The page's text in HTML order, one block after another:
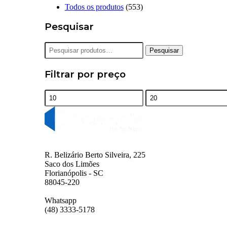
Todos os produtos (553)
Pesquisar
Pesquisar
por:
Pesquisar
Filtrar por preço
Preço
mínimo
Preço
máximo
R. Belizário Berto Silveira, 225
Saco dos Limões
Florianópolis - SC
88045-220
Whatsapp
(48) 3333-5178